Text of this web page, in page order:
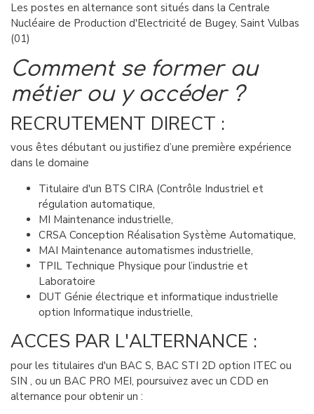
Les postes en alternance sont situés dans la Centrale
Nucléaire de Production d'Electricité de Bugey, Saint Vulbas
(01)
Comment se former au
métier ou y accéder ?
RECRUTEMENT DIRECT :
vous êtes débutant ou justifiez d’une première expérience
dans le domaine
Titulaire d'un BTS CIRA (Contrôle Industriel et
régulation automatique,
MI Maintenance industrielle,
CRSA Conception Réalisation Système Automatique,
MAI Maintenance automatismes industrielle,
TPIL Technique Physique pour l’industrie et
Laboratoire
DUT Génie électrique et informatique industrielle
option Informatique industrielle,
ACCES PAR L'ALTERNANCE :
pour les titulaires d'un BAC S, BAC STI 2D option ITEC ou
SIN , ou un BAC PRO MEI, poursuivez avec un CDD en
alternance pour obtenir un :